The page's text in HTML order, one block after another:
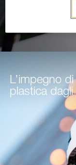
L’impegno
plastica dagli